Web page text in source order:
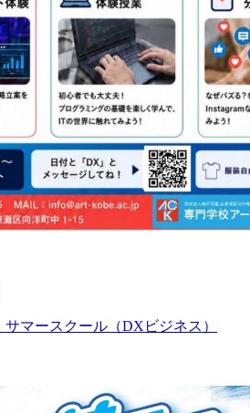
サマースクール（DXビジネス）